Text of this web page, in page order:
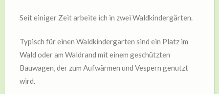
Seit einiger Zeit arbeite ich in zwei Waldkindergärten.
Typisch für einen Waldkindergarten sind ein Platz im
Wald oder am Waldrand mit einem geschützten
Bauwagen, der zum Aufwärmen und Vespern genutzt
wird.